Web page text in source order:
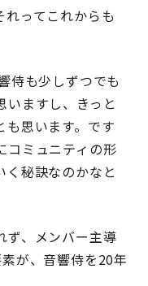
れってこれからも
侍も少しずつでも
いますし、きっと
も思います。です
コミュニティの形
く秘訣なのかなと
ず、メンバー主導
が、音響侍を20年